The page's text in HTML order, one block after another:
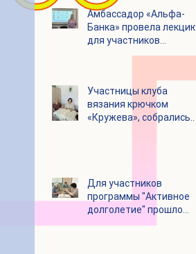
Амбассадор «Альфа-
Банка» провела лекцию
для участников
программы «Активное
Участницы клуба
вязания крючком
«Кружева», собрались
Для участников
программы "Активное
долголетие" прошло